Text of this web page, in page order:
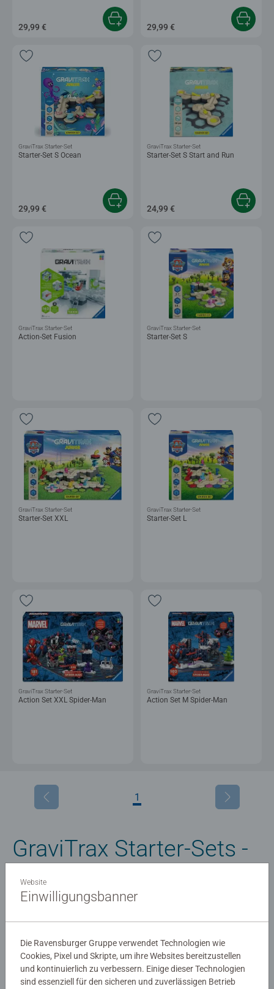
29,99 € 29,99 €
Starter-Set S Ocean
GraviTrax Starter-Set
29,99 €
Starter-Set S Start and Run
GraviTrax Starter-Set
24,99 €
Action-Set Fusion
GraviTrax Starter-Set
Starter-Set S
GraviTrax Starter-Set
Starter-Set XXL
GraviTrax Starter-Set
Starter-Set L
GraviTrax Starter-Set
Action Set XXL Spider-Man
GraviTrax Starter-Set
Action Set M Spider-Man
GraviTrax Starter-Set
1
GraviTrax Starter-Sets -
Auf die Tracks, fertig,
los!
Der perfekte Einstieg in die Welt der Kugelbahnen
Die einen sagen GraviTrax Starter-Sets, die anderen: voller
Spaß voraus! Denn die Starter-Sets der angesagten
Website
Einwilligungsbanner
Die Ravensburger Gruppe verwendet Technologien wie
Cookies, Pixel und Skripte, um ihre Websites bereitzustellen
und kontinuierlich zu verbessern. Einige dieser Technologien
sind essenziell für den sicheren und zuverlässigen Betrieb